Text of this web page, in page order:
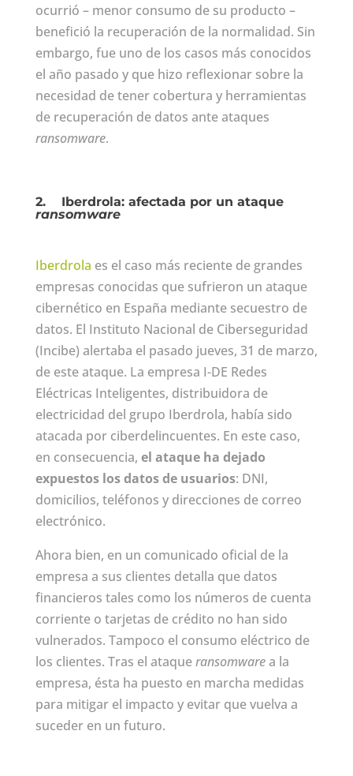
ocurrió – menor consumo de su producto –
benefició la recuperación de la normalidad. Sin
embargo, fue uno de los casos más conocidos
el año pasado y que hizo reflexionar sobre la
necesidad de tener cobertura y herramientas
de recuperación de datos ante ataques
ransomware.
2. Iberdrola: afectada por un ataque
ransomware
Iberdrola es el caso más reciente de grandes
empresas conocidas que sufrieron un ataque
cibernético en España mediante secuestro de
datos. El Instituto Nacional de Ciberseguridad
(Incibe) alertaba el pasado jueves, 31 de marzo,
de este ataque. La empresa I-DE Redes
Eléctricas Inteligentes, distribuidora de
electricidad del grupo Iberdrola, había sido
atacada por ciberdelincuentes. En este caso,
en consecuencia, el ataque ha dejado
expuestos los datos de usuarios: DNI,
domicilios, teléfonos y direcciones de correo
electrónico.
Ahora bien, en un comunicado oficial de la
empresa a sus clientes detalla que datos
financieros tales como los números de cuenta
corriente o tarjetas de crédito no han sido
vulnerados. Tampoco el consumo eléctrico de
los clientes. Tras el ataqueransomwarea la
empresa, ésta ha puesto en marcha medidas
para mitigar el impacto y evitar que vuelva a
suceder en un futuro.